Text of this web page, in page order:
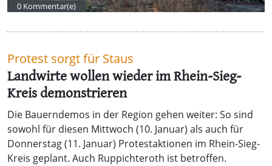
0 Kommentar(e)
Protest sorgt für Staus
Landwirte wollen wieder im Rhein-Sieg-
Kreis demonstrieren
Die Bauerndemos in der Region gehen weiter: So sind
sowohl für diesen Mittwoch (10. Januar) als auch für
Donnerstag (11. Januar) Protestaktionen im Rhein-Sieg-
Kreis geplant. Auch Ruppichteroth ist betroffen.